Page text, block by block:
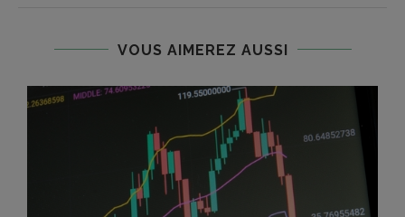
VOUS AIMEREZ AUSSI